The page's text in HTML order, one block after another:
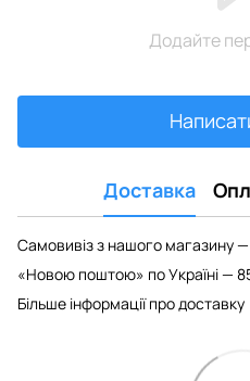
Додайте
Доставка
Самовивіз з нашого магазину
«Новою поштою» по Україні —
Більше інформації про доставку